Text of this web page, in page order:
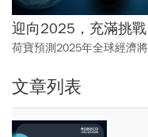
迎向2025，充滿挑戰
荷寶預測2025年全球經濟
下，荷寶憑藉95年經驗，
文章列表